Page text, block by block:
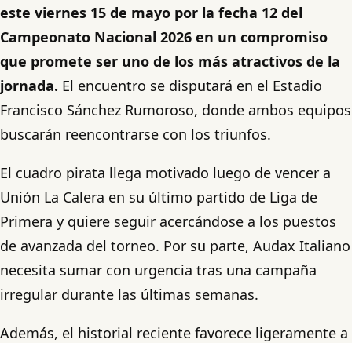
este viernes 15 de mayo por la fecha 12 del
Campeonato Nacional 2026 en un compromiso
que promete ser uno de los más atractivos de la
jornada. El encuentro se disputará en el Estadio
Francisco Sánchez Rumoroso, donde ambos equipos
buscarán reencontrarse con los triunfos.
El cuadro pirata llega motivado luego de vencer a
Unión La Calera en su último partido de Liga de
Primera y quiere seguir acercándose a los puestos
de avanzada del torneo. Por su parte, Audax Italiano
necesita sumar con urgencia tras una campaña
irregular durante las últimas semanas.
Además, el historial reciente favorece ligeramente a